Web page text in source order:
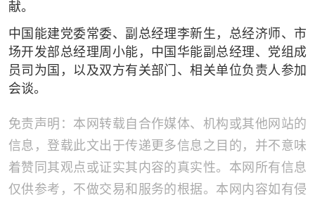
献。
中国能建党委常委、副总经理李新生，总经济师、市
场开发部总经理周小能，中国华能副总经理、党组成
员司为国，以及双方有关部门、相关单位负责人参加
会谈。
免责声明：本网转载自合作媒体、机构或其他网站的
信息，登载此文出于传递更多信息之目的，并不意味
着赞同其观点或证实其内容的真实性。本网所有信息
仅供参考，不做交易和服务的根据。本网内容如有侵